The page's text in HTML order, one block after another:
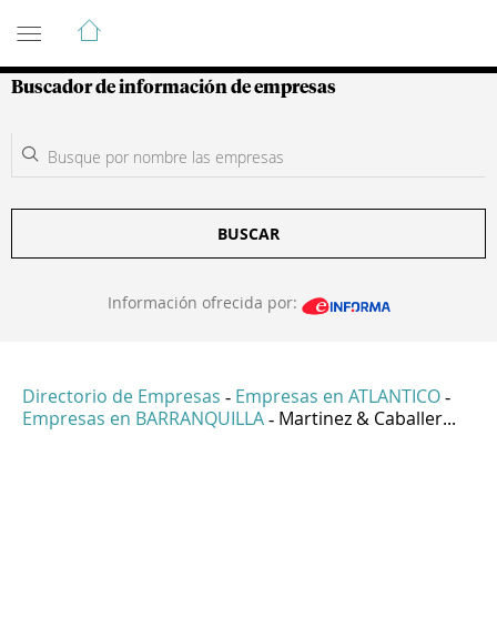
Guía de Empresas Colombianas
Buscador de información de empresas
BUSCAR
Información ofrecida por:
Directorio de Empresas - Empresas en ATLANTICO -
Empresas en BARRANQUILLA - Martinez & Caballer...